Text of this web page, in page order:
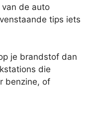
de auto
tips iets
je brandstof dan
die
benzine, of